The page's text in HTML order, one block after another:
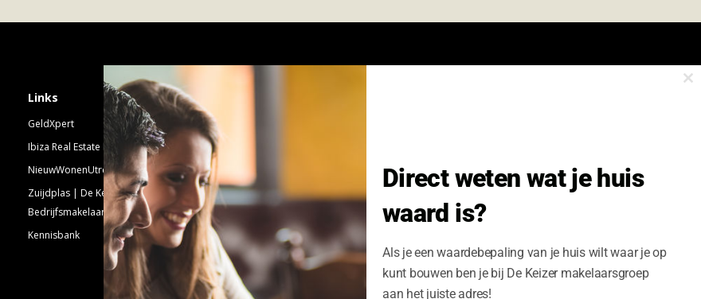
Links
GeldXpert
Ibiza Real Estate BDK
NieuwWonenUtrecht
Zuijdplas | De Keizer
Bedrijfsmakelaars
Kennisbank
Schrijf je in voor onze nieuwsbrief.
Nieuwsbrief Nieuwbouw
Emailadres: Volledige Naam:
Schrijf me nu in
Direct weten wat je huis
waard is?
Als je een waardebepaling van je huis wilt waar je op
kunt bouwen ben je bij De Keizer makelaarsgroep
aan het juiste adres!